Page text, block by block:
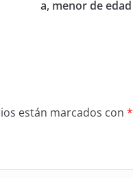
a, menor de edad
están marcados con *